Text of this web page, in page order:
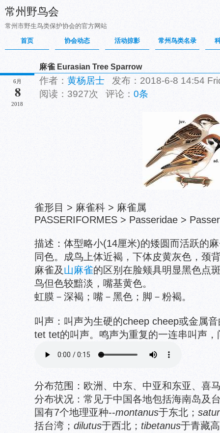
常州野鸟会
常州市野生鸟类保护协会的官方网站
首页
协会动态 活动掠影 常州鸟类名录
6月
8
2018
麻雀 Eurasian Tree Sparrow
作者： 黄杨居士 发布：2018-6-8 14:54
阅读：3927次 评论： 0条
雀形目 > 麻雀科 > 麻雀属
PASSERIFORMES > Passeridae >
描述：体型略小(14厘米)的矮圆而活跃的
同色。成鸟上体近褐，下体皮黄灰色，颈
麻雀及 山麻雀的区别在脸颊具明显黑色点
鸟但色较黯淡，嘴基黄色。
虹膜－深褐；嘴－黑色；脚－粉褐。
叫声：叫声为生硬的cheep cheep或金属
tet tet的叫声。鸣声为重复的一连串叫声
分布范围：欧洲、中东、中亚和东亚、喜
分布状况：常见于中国各地包括海南岛及
国有7个地理亚种--montanus于东北；
括台湾； dilutus于西北； tibetanus于青藏